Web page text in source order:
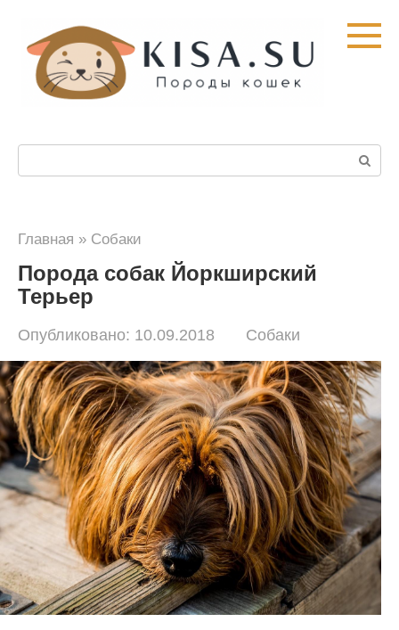
контенту
Главная » Собаки
Порода собак Йоркширский
Терьер
Опубликовано: 10.09.2018 Собаки